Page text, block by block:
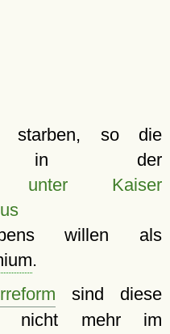
starben, so die
in der
unter Kaiser
willen als
.
sind diese
nicht mehr im